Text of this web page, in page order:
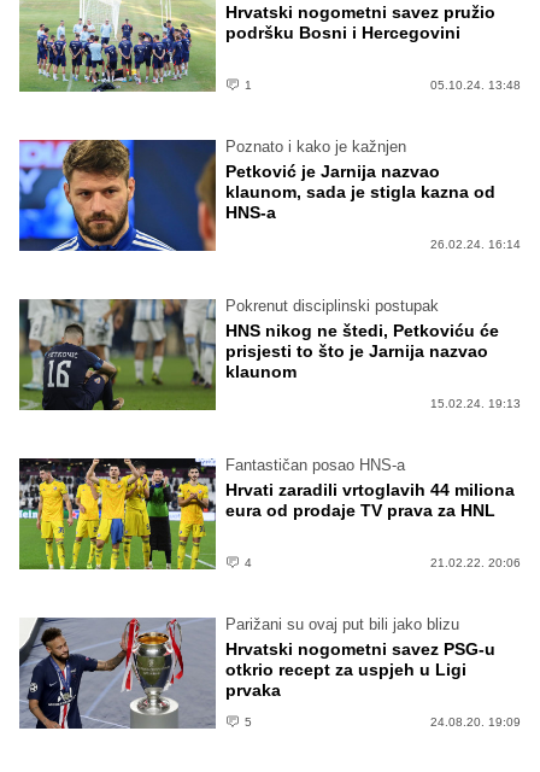
Hrvatski nogometni savez pružio
podršku Bosni i Hercegovini
1 05.10.24. 13:48
Poznato i kako je kažnjen
Petković je Jarnija nazvao
klaunom, sada je stigla kazna od
HNS-a
26.02.24. 16:14
Pokrenut disciplinski postupak
HNS nikog ne štedi, Petkoviću će
prisjesti to što je Jarnija nazvao
klaunom
15.02.24. 19:13
Fantastičan posao HNS-a
Hrvati zaradili vrtoglavih 44 miliona
eura od prodaje TV prava za HNL
4 21.02.22. 20:06
Parižani su ovaj put bili jako blizu
Hrvatski nogometni savez PSG-u
otkrio recept za uspjeh u Ligi
prvaka
5 24.08.20. 19:09